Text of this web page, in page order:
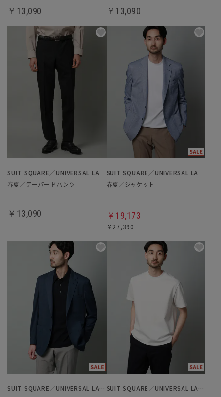
￥13,090 ￥13,090
SUIT SQUARE／UNIVERSAL LANGUAGE
春夏／テーパードパンツ
￥13,090
SUIT SQUARE／UNIVERSAL LANGUAGE
春夏／ジャケット
￥19,173
￥27,390
SUIT SQUARE／UNIVERSAL LANGUAGE
SUIT SQUARE／UNIVERSAL LANGUAGE